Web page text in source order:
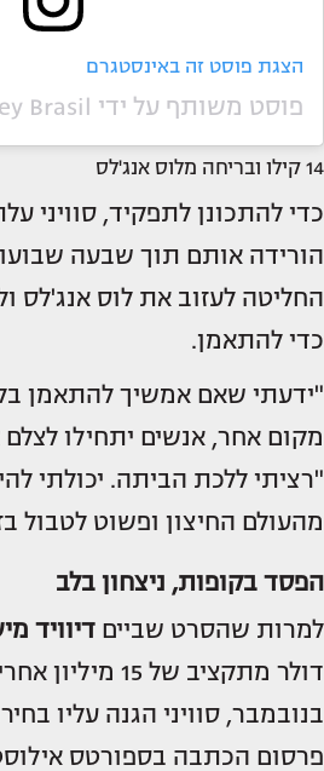
הצגת פוסט זה באינסטגרם
פוסט משותף על ידי ‏‎Sydney Sweeney Brasil‎‏ (@‏‎sydneysweeneybrs‎‏)
14 קילו ובריחה מלוס אנג'לס
הורידה אותם תוך שבעה
החליטה לעזוב את לוס אנג'לס
כדי להתאמן.
"ידעתי שאם אמשיך להתאמן
מקום אחר, אנשים יתחילו
"רציתי ללכת הביתה. יכולתי
מהעולם החיצון ופשוט לטבול
הפסד בקופות, ניצחון בלב
למרות שהסרט שביים דיוויד
בנובמבר, סוויני הגנה עליו
פרסום הכתבה בספורטס